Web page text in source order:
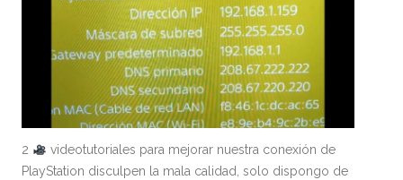
2 videotutoriales para mejorar nuestra conexión de
PlayStation disculpen la mala calidad, solo dispongo de